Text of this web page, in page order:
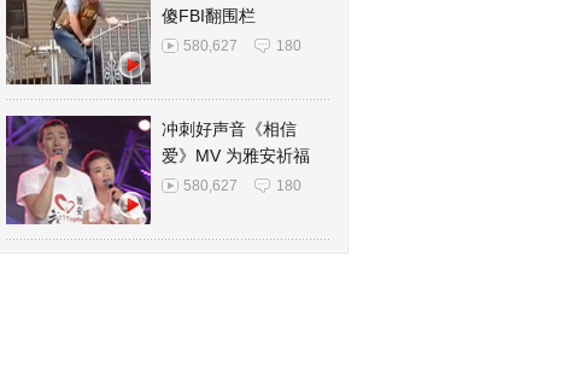
傻FBI翻围栏
580,627 180
冲刺好声音《相信
爱》MV 为雅安祈福
580,627 180